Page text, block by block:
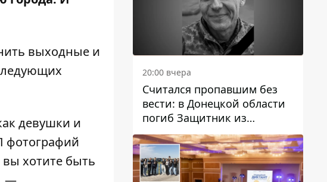
выходные и
девушки и
фотографий
вы хотите быть
20:00 вчера
Считался пропавшим без
вести: в Донецкой области
погиб Защитник из
Каменского Антон
Красовский